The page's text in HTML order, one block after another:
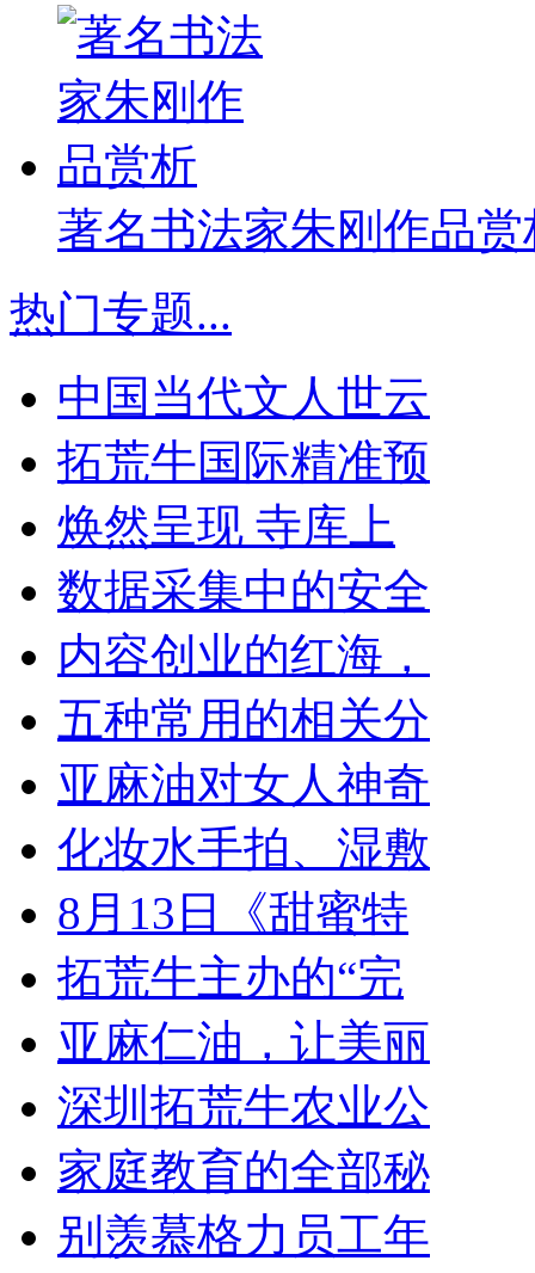
著名书法家朱刚作品赏
热门专题...
中国当代文人世云
拓荒牛国际精准预
焕然呈现 寺库上
数据采集中的安全
内容创业的红海，
五种常用的相关分
亚麻油对女人神奇
化妆水手拍、湿敷
8月13日《甜蜜特
拓荒牛主办的“完
亚麻仁油，让美丽
深圳拓荒牛农业公
家庭教育的全部秘
别羡慕格力员工年